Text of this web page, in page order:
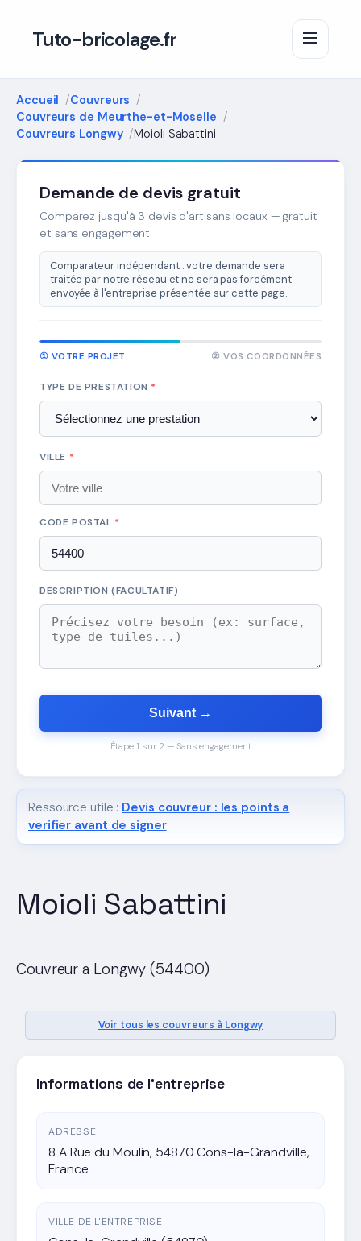
Tuto-bricolage.fr
Accueil
Couvreurs
Couvreurs de Meurthe-et-Moselle
Couvreurs Longwy
Moioli Sabattini
Moioli Sabattini
Couvreur a Longwy (54400)
Voir tous les couvreurs à Longwy
Informations de l'entreprise
ADRESSE
8 A Rue du Moulin, 54870 Cons-la-Grandville,
France
VILLE DE L'ENTREPRISE
Demande de devis gratuit
Comparez jusqu'à 3 devis d'artisans locaux — gratuit
et sans engagement.
Comparateur indépendant : votre demande sera
traitée par notre réseau et ne sera pas forcément
envoyée à l'entreprise présentée sur cette page.
① VOTRE PROJET ② VOS COORDONNÉES
TYPE DE PRESTATION *
VILLE *
CODE POSTAL *
DESCRIPTION (FACULTATIF)
Suivant →
Étape 1 sur 2 — Sans engagement
Ressource utile : Devis couvreur : les points a
verifier avant de signer